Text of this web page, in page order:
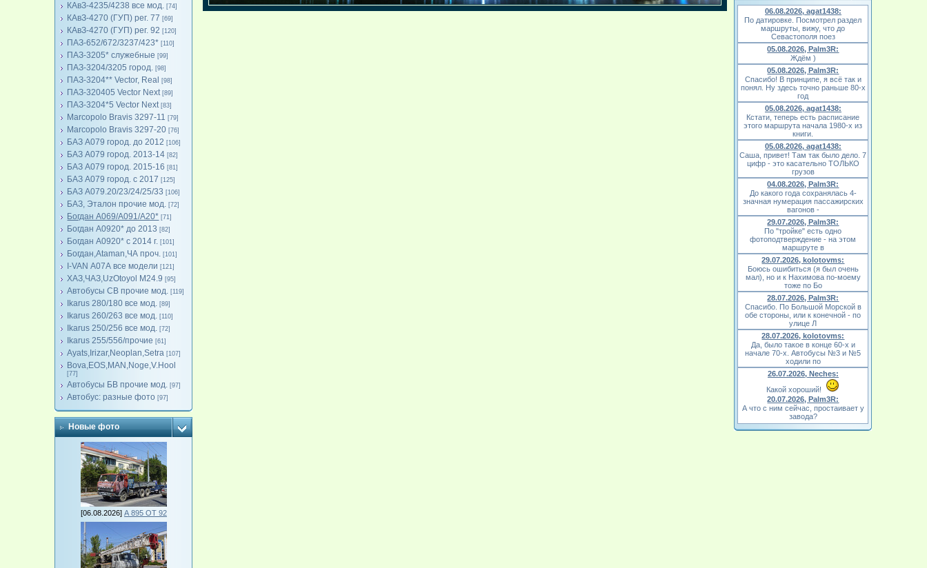
КАвЗ-4235/4238 все мод. [74]
КАвЗ-4270 (ГУП) рег. 77 [69]
КАвЗ-4270 (ГУП) рег. 92 [120]
ПАЗ-652/672/3237/423* [110]
ПАЗ-3205* служебные [99]
ПАЗ-3204/3205 город. [98]
ПАЗ-3204** Vector, Real [98]
ПАЗ-320405 Vector Next [89]
ПАЗ-3204*5 Vector Next [83]
Marcopolo Bravis 3297-11 [79]
Marcopolo Bravis 3297-20 [76]
БАЗ А079 город. до 2012 [106]
БАЗ А079 город. 2013-14 [82]
БАЗ А079 город. 2015-16 [81]
БАЗ А079 город. с 2017 [125]
БАЗ А079.20/23/24/25/33 [106]
БАЗ, Эталон прочие мод. [72]
Богдан А069/А091/А20* [71]
Богдан А0920* до 2013 [82]
Богдан А0920* с 2014 г. [101]
Богдан,Ataman,ЧА проч. [101]
I-VAN А07А все модели [121]
ХАЗ,ЧАЗ,UzOtoyol M24.9 [95]
Автобусы СВ прочие мод. [119]
Ikarus 280/180 все мод. [89]
Ikarus 260/263 все мод. [110]
Ikarus 250/256 все мод. [72]
Ikarus 255/556/прочие [61]
Ayats,Irizar,Neoplan,Setra [107]
Bova,EOS,MAN,Noge,V.Hool
[77]
Автобусы БВ прочие мод. [97]
Автобус: разные фото [97]
Новые фото
[06.08.2026] А 895 ОТ 92
06.08.2026, agat1438:
По датировке. Посмотрел раздел
маршруты, вижу, что до
Севастополя поез
05.08.2026, Palm3R:
Ждём )
05.08.2026, Palm3R:
Спасибо! В принципе, я всё так и
понял. Ну здесь точно раньше 80-х
год
05.08.2026, agat1438:
Кстати, теперь есть расписание
этого маршрута начала 1980-х из
книги.
05.08.2026, agat1438:
Саша, привет! Там так было дело. 7
цифр - это касательно ТОЛЬКО
грузов
04.08.2026, Palm3R:
До какого года сохранялась 4-
значная нумерация пассажирских
вагонов -
29.07.2026, Palm3R:
По "тройке" есть одно
фотоподтверждение - на этом
маршруте в
29.07.2026, kolotovms:
Боюсь ошибиться (я был очень
мал), но и к Нахимова по-моему
тоже по Бо
28.07.2026, Palm3R:
Спасибо. По Большой Морской в
обе стороны, или к конечной - по
улице Л
28.07.2026, kolotovms:
Да, было такое в конце 60-х и
начале 70-х. Автобусы №3 и №5
ходили по
26.07.2026, Neches:
Какой хороший!
20.07.2026, Palm3R:
А что с ним сейчас, простаивает у
завода?